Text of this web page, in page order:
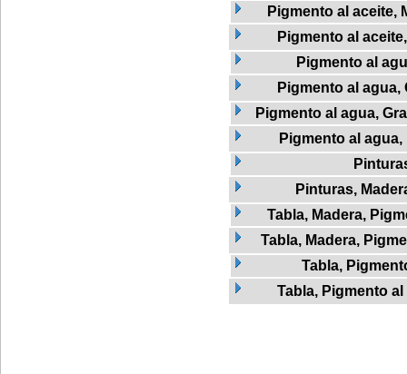
Pigmento al aceite,
Pigmento al
Pigmento al
Pigmento al agua,
Pigmento al agua,
Pigmento al agua,
Pinturas,
Tabla, Madera,
Tabla, Madera,
Tabla,
Tabla, Pigmento al